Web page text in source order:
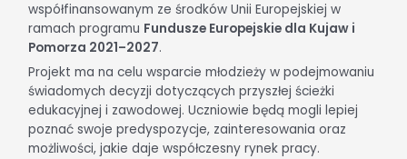
współfinansowanym ze środków Unii Europejskiej w
ramach programu Fundusze Europejskie dla Kujaw i
Pomorza 2021–2027.
Projekt ma na celu wsparcie młodzieży w podejmowaniu
świadomych decyzji dotyczących przyszłej ścieżki
edukacyjnej i zawodowej. Uczniowie będą mogli lepiej
poznać swoje predyspozycje, zainteresowania oraz
możliwości, jakie daje współczesny rynek pracy.